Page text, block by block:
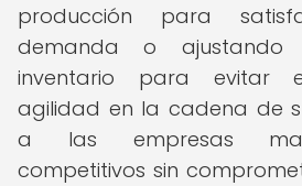
producción para
demanda o
inventario para evitar
agilidad en la cadena de
a las empresas
competitivos sin